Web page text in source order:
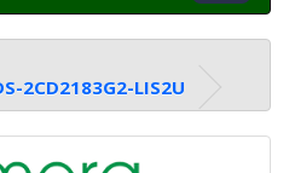
2CD2183G2-LIS2U